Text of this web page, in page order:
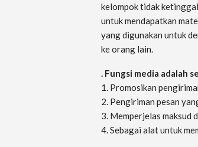
kelompok tidak
untuk mendapatkan
yang digunakan untuk
ke orang lain.
. Fungsi media adalah
1. Promosikan
2. Pengiriman pesan
3. Memperjelas maksud
4. Sebagai alat untuk